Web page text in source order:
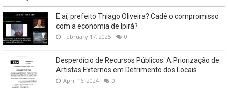
E aí, prefeito Thiago Oliveira? Cadê o compromisso
com a economia de Ipirá?
February 17, 2025 0
Desperdício de Recursos Públicos: A Priorização de
Artistas Externos em Detrimento dos Locais
April 16, 2024 0